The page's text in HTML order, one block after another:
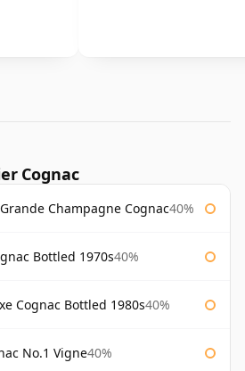
Cognac
Champagne Cognac40%
Bottled 1970s40%
Cognac Bottled 1980s40%
No.1 Vigne40%